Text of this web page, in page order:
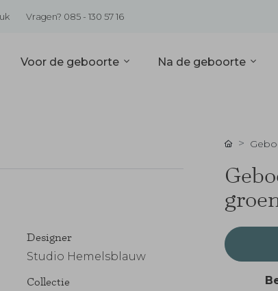
Vragen? 085 - 130 57 16
Voor de geboorte Na de geboorte
Designer
Studio Hemelsblauw
Collectie